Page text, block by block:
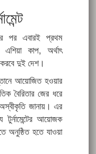
পর এবারই প্রথম
এশিয়া কাপ, অর্থাৎ
দুই দেশ।
আয়োজিত হওয়ার
বৈরিতার জের ধরে
জানায়। এর
আয়োজক
অনুষ্ঠিত হতে যাওয়া